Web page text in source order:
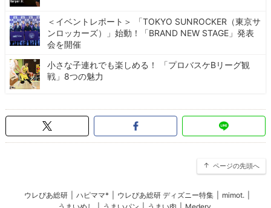
＜イベントレポート＞ 「TOKYO SUNROCKER（東京サ
ンロッカーズ）」始動！「BRAND NEW STAGE」発表
会を開催
小さな子連れでも楽しめる！ 「プロバスケBリーグ観
戦」8つの魅力
ページの先頭へ
ウレぴあ総研 ハピママ* ウレぴあ総研 ディズニー特集 mimot.